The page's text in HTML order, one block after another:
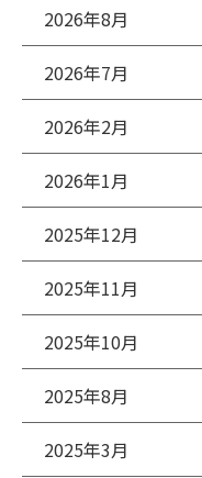
2026年8月
2026年7月
2026年2月
2026年1月
2025年12月
2025年11月
2025年10月
2025年8月
2025年3月